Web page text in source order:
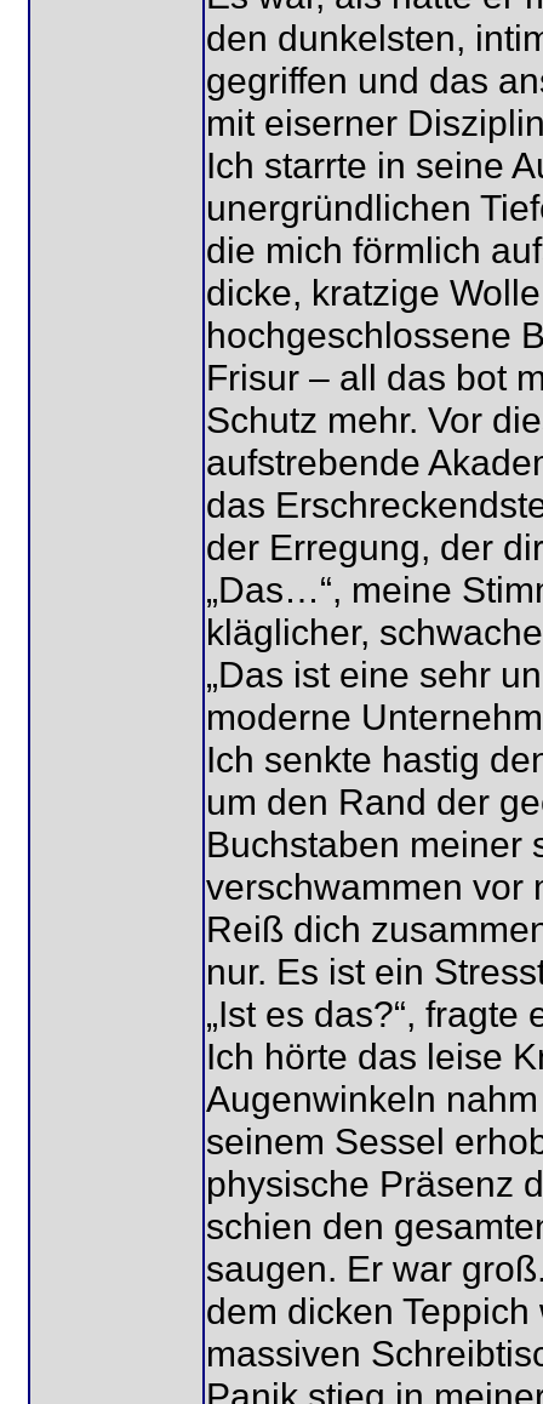
den dunkelsten,
gegriffen und das
mit eiserner
Ich starrte in seine
unergründlichen
die mich förmlich
dicke, kratzige
hochgeschlossene
Frisur – all das bot
Schutz mehr. Vor
aufstrebende
das
der Erregung, der
„Das…“, meine
kläglicher,
„Das ist eine sehr
moderne
Ich senkte hastig
um den Rand der
Buchstaben meiner
verschwammen vor
Reiß dich
nur. Es ist ein
„Ist es das?“, fragte
Ich hörte das leise
Augenwinkeln
seinem Sessel
physische Präsenz
schien den
saugen. Er war
dem dicken
massiven
Panik stieg in